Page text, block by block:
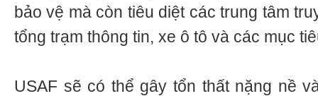
bảo vệ mà còn tiêu diệt các trung tâm
tổng trạm thông tin, xe ô tô và các mục
USAF sẽ có thể gây tổn thất nặng nề